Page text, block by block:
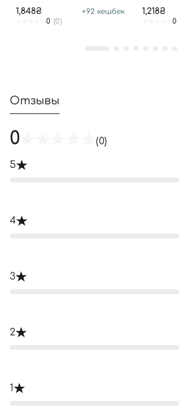
1,848₴ +92 кешбек
0 (0)
1,218₴
0
Отзывы
0 (0)
5
4
3
2
1